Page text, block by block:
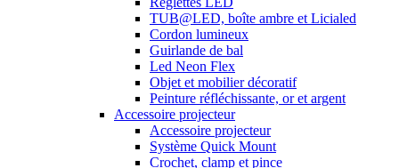
TUB@LED, boîte ambre et Licialed
Cordon lumineux
Guirlande de bal
Led Neon Flex
Objet et mobilier décoratif
Peinture réfléchissante, or et argent
Accessoire projecteur
Accessoire projecteur
Système Quick Mount
Crochet, clamp et pince